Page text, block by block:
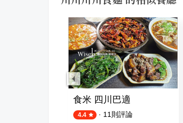
食米 四川巴適
4.4 · 11 則評論